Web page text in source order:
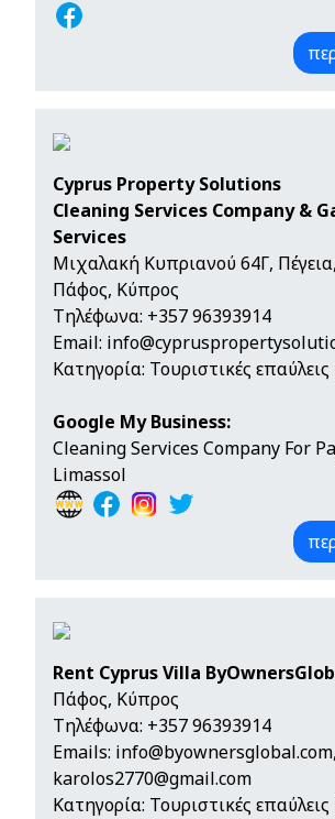
Cyprus Property Solutions
Cleaning Services Company &
Services
Μιχαλακή Κυπριανού 64Γ,
Πάφος, Κύπρος
Τηλέφωνα: +357 96393914
Email:
Κατηγορία: Τουριστικές επαύλεις
Google My Business:
Cleaning Services Company For
Limassol
Rent Cyprus Villa
Πάφος, Κύπρος
Τηλέφωνα: +357 96393914
Emails: info@byownersglobal.com,
karolos2770@gmail.com
Κατηγορία: Τουριστικές επαύλεις